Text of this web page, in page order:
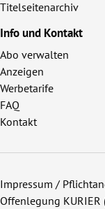
Titelseitenarchiv
Info und Kontakt
Abo verwalten
Anzeigen
Werbetarife
FAQ
Kontakt
Impressum /
Offenlegung KURIER